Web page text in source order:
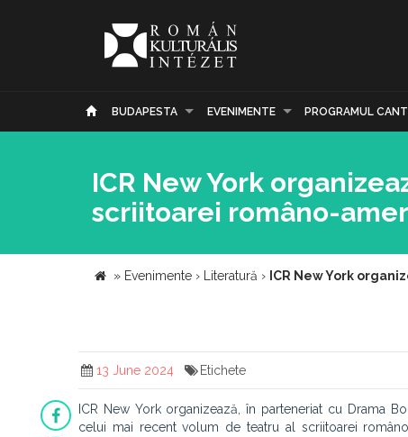
BUDAPESTA EVENIMENTE PROGRAMUL
ICR New York
scriitoarei româno-
» Evenimente › Literatură › ICR New York
13 June 2024 Etichete
ICR New York organizează, în parteneriat cu Drama
celui mai recent volum de teatru al scriitoarei